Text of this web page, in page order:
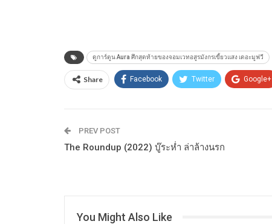
ดูการ์ตูน Aura ศึกสุดท้ายของจอมเวทอสูรมังกรเขี้ยวแสง เดอะมูฟวี
Share Facebook Twitter Google+
PREV POST
The Roundup (2022) บู๊ระห่ำ ล่าล้างนรก
You Might Also Like